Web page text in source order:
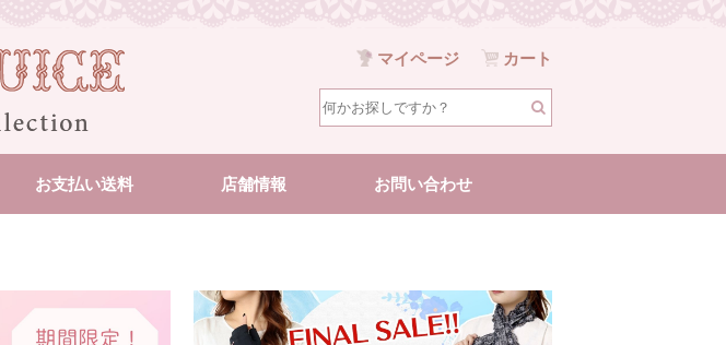
マイページ カート
お支払い送料 店舗情報 お問い合わせ